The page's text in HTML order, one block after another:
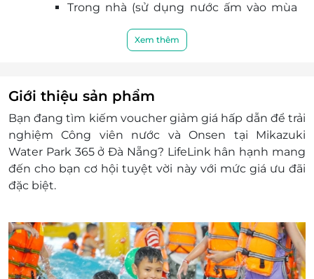
Trong nhà (sử dụng nước ấm vào mùa
Bể bơi trẻ em; Đường trượt Rồng cao
Ngoài trời: Khu tắm onsen công cộng;
xông hơi khô; Bể tắm lạnh
Trong nhà riêng nam và riêng nữ: Bể
tắm Onsen nam và nữ riêng biệt; Bể tắm
lạnh; Phòng xông hơi tinh dầu; Khu vực
Khách hàng áp dụng: Trẻ em cao từ 1m đến dưới
1m4
Ngày áp dụng: Thứ 2 - Thứ 6
Xem thêm
Giới thiệu sản phẩm
Bạn đang tìm kiếm voucher giảm giá hấp dẫn để trải
nghiệm Công viên nước và Onsen tại Mikazuki
Water Park 365 ở Đà Nẵng? LifeLink hân hạnh mang
đến cho bạn cơ hội tuyệt vời này với mức giá ưu đãi
đặc biệt.